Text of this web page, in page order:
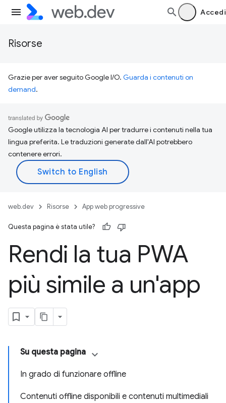
Accedi
Risorse
Grazie per aver seguito Google I/O. Guarda i contenuti on
demand.
Google utilizza la tecnologia AI per tradurre i contenuti nella tua
lingua preferita. Le traduzioni generate dall'AI potrebbero
contenere errori.
web.dev Risorse App web progressive
Questa pagina è stata utile?
Rendi la tua PWA
più simile a un'app
Su questa pagina
In grado di funzionare offline
Contenuti offline disponibili e contenuti multimediali